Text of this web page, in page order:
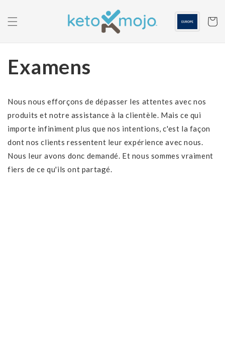
content
Panier
Examens
Nous nous efforçons de dépasser les attentes avec nos
produits et notre assistance à la clientèle. Mais ce qui
importe infiniment plus que nos intentions, c'est la façon
dont nos clients ressentent leur expérience avec nous.
Nous leur avons donc demandé. Et nous sommes vraiment
fiers de ce qu'ils ont partagé.